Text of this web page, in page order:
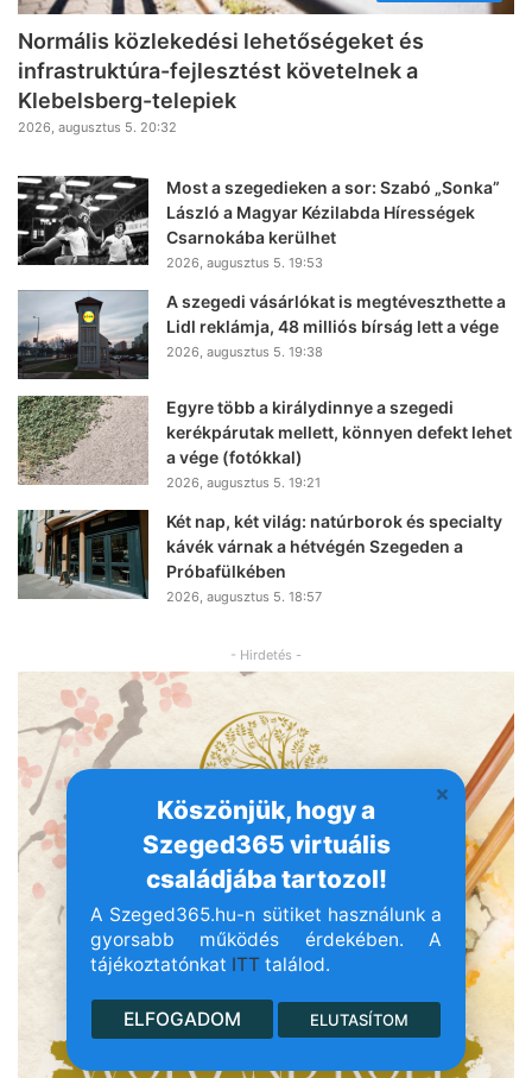
Köszönjük, hogy a
Szeged365 virtuális
családjába tartozol!
A Szeged365.hu-n sütiket használunk a
gyorsabb működés érdekében. A
tájékoztatónkat ITT találod.
ELFOGADOM ELUTASÍTOM
Normális közlekedési lehetőségeket és
infrastruktúra-fejlesztést követelnek a
Klebelsberg-telepiek
2026, augusztus 5. 20:32
Most a szegedieken a sor: Szabó „Sonka”
László a Magyar Kézilabda Hírességek
Csarnokába kerülhet
2026, augusztus 5. 19:53
A szegedi vásárlókat is megtéveszthette a
Lidl reklámja, 48 milliós bírság lett a vége
2026, augusztus 5. 19:38
Egyre több a királydinnye a szegedi
kerékpárutak mellett, könnyen defekt lehet
a vége (fotókkal)
2026, augusztus 5. 19:21
Két nap, két világ: natúrborok és specialty
kávék várnak a hétvégén Szegeden a
Próbafülkében
2026, augusztus 5. 18:57
- Hirdetés -